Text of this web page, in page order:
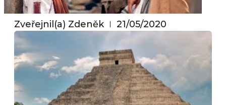
Zveřejnil(a) Zdeněk 21/05/2020